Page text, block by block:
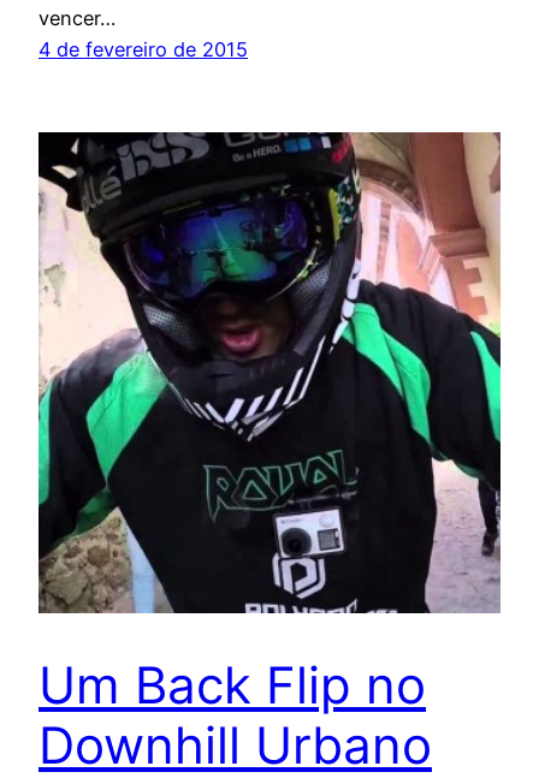
vencer…
4 de fevereiro de 2015
Um Back Flip no
Downhill Urbano